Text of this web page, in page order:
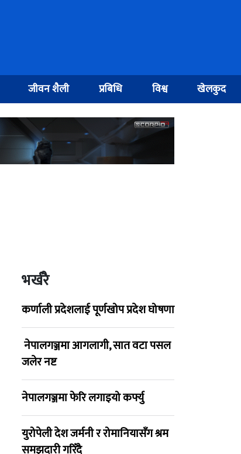
जीवन शैली प्रबिधि विश्व खेलकुद
भर्खरै
कर्णाली प्रदेशलाई पूर्णखोप प्रदेश घोषणा
नेपालगञ्जमा आगलागी, सात वटा पसल
जलेर नष्ट
नेपालगञ्जमा फेरि लगाइयो कर्फ्यु
युरोपेली देश जर्मनी र रोमानियासँग श्रम
समझदारी गरिँदै